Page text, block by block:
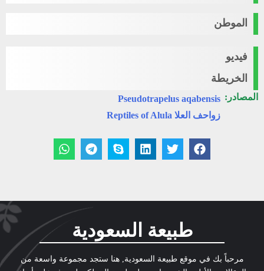
الموطن
فيديو
الخريطة
المصادر: Pseudotrapelus aqabensis
زواحف العلا Reptiles of Alula
طبيعة السعودية
مرحباً بك في موقع طبيعة السعودية, هنا ستجد مجموعة واسعة من